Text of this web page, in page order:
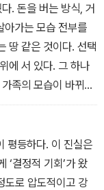
. 돈을 버는 방식, 거
아가는 모습 전부를
땅 같은 것이다. 선택
에 서 있다. 그 하나
족의 모습이 바뀌고,
모든 것이 더는 당연
다. — [1부: 싸우거
평등하다. 이 진실은
‘결정적 기회’가 왔
도로 압도적이고 강